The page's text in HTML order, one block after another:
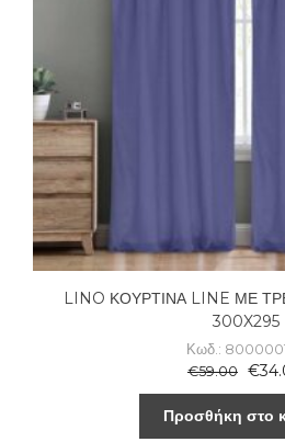
LINO ΚΟΥΡΤΙΝΑ LINE ΜΕ
300X295
Κωδ.:
€59.00 €
Προσθήκη στο